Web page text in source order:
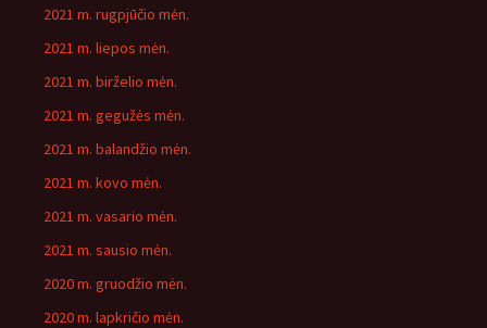
2021 m. rugpjūčio mėn.
2021 m. liepos mėn.
2021 m. birželio mėn.
2021 m. gegužės mėn.
2021 m. balandžio mėn.
2021 m. kovo mėn.
2021 m. vasario mėn.
2021 m. sausio mėn.
2020 m. gruodžio mėn.
2020 m. lapkričio mėn.